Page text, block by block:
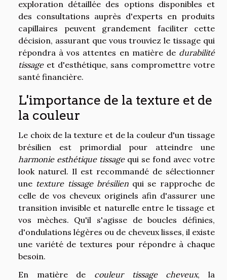
exploration détaillée des options disponibles et
des consultations auprès d'experts en produits
capillaires peuvent grandement faciliter cette
décision, assurant que vous trouviez le tissage qui
répondra à vos attentes en matière de durabilité
tissageet d'esthétique, sans compromettre votre
santé financière.
L'importance de la texture et de
la couleur
Le choix de la texture et de la couleur d'un tissage
brésilien est primordial pour atteindre une
harmonie esthétique tissagequi se fond avec votre
look naturel. Il est recommandé de sélectionner
une texture tissage brésilienqui se rapproche de
celle de vos cheveux originels afin d'assurer une
transition invisible et naturelle entre le tissage et
vos mèches. Qu'il s'agisse de boucles définies,
d'ondulations légères ou de cheveux lisses, il existe
une variété de textures pour répondre à chaque
besoin.
En matière de couleur tissage cheveux, la